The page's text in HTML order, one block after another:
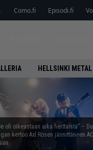
Como.fi Episodi.fi
HELLSINKI
oli oikeastaan aika herttaista” –
kertoo Axl Rosen jännittäneen